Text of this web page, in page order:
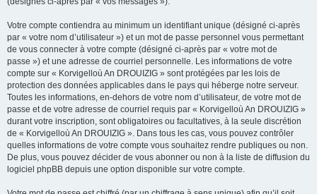
Votre compte contiendra au minimum un identifiant unique (désigné ci-après
par « votre nom d’utilisateur ») et un mot de passe personnel vous permettant
de vous connecter à votre compte (désigné ci-après par « votre mot de
passe ») et une adresse de courriel personnelle. Les informations de votre
compte sur « Korvigelloù An DROUIZIG » sont protégées par les lois de
protection des données applicables dans le pays qui héberge notre serveur.
Toutes les informations, en-dehors de votre nom d’utilisateur, de votre mot de
passe et de votre adresse de courriel requis par « Korvigelloù An DROUIZIG »
durant votre inscription, sont obligatoires ou facultatives, à la seule discrétion
de « Korvigelloù An DROUIZIG ». Dans tous les cas, vous pouvez contrôler
quelles informations de votre compte vous souhaitez rendre publiques ou non.
De plus, vous pouvez décider de vous abonner ou non à la liste de diffusion du
logiciel phpBB depuis une option disponible sur votre compte.